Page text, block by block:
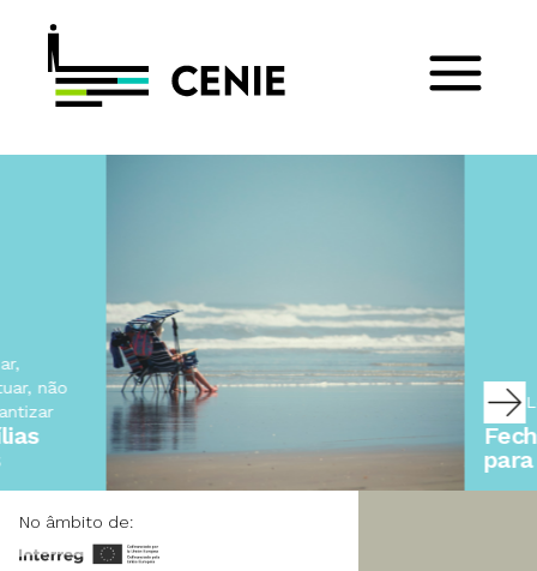
Ler post
para férias…
No âmbito de: